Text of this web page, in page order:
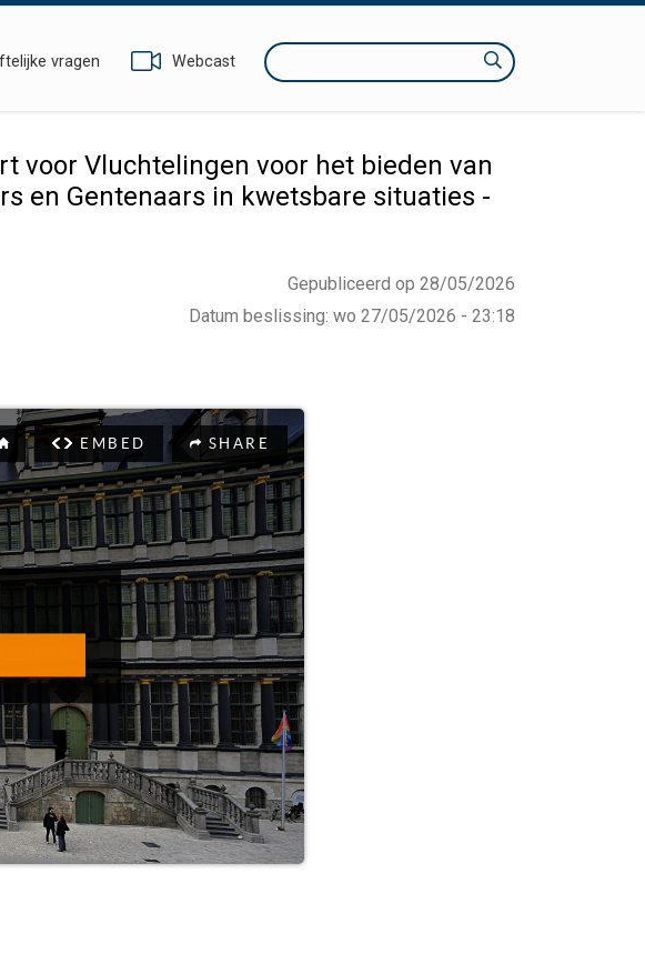
vragen Webcast Zoeken
voor Vluchtelingen voor het bieden van
en Gentenaars in kwetsbare situaties -
Gepubliceerd op 28/05/2026
Datum beslissing: wo 27/05/2026 - 23:18